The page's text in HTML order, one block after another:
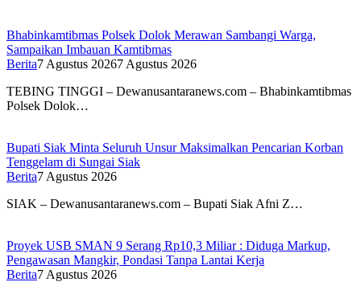
Bhabinkamtibmas Polsek Dolok Merawan Sambangi Warga,
Sampaikan Imbauan Kamtibmas
Berita7 Agustus 20267 Agustus 2026
TEBING TINGGI – Dewanusantaranews.com – Bhabinkamtibmas
Polsek Dolok…
Bupati Siak Minta Seluruh Unsur Maksimalkan Pencarian Korban
Tenggelam di Sungai Siak
Berita7 Agustus 2026
SIAK – Dewanusantaranews.com – Bupati Siak Afni Z…
Proyek USB SMAN 9 Serang Rp10,3 Miliar : Diduga Markup,
Pengawasan Mangkir, Pondasi Tanpa Lantai Kerja
Berita7 Agustus 2026